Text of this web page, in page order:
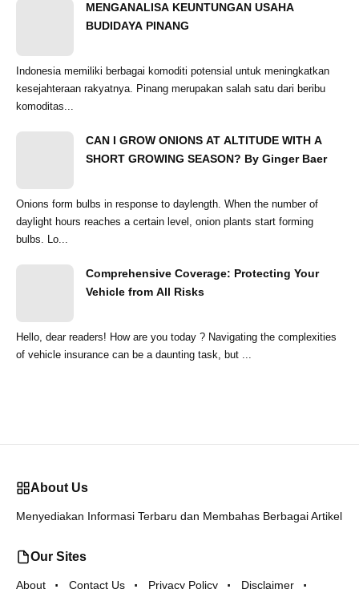
MENGANALISA KEUNTUNGAN USAHA
BUDIDAYA PINANG
Indonesia memiliki berbagai komoditi potensial untuk meningkatkan
kesejahteraan rakyatnya. Pinang merupakan salah satu dari beribu
komoditas...
CAN I GROW ONIONS AT ALTITUDE WITH A
SHORT GROWING SEASON? By Ginger Baer
Onions form bulbs in response to daylength. When the number of
daylight hours reaches a certain level, onion plants start forming
bulbs. Lo...
Comprehensive Coverage: Protecting Your
Vehicle from All Risks
Hello, dear readers! How are you today ? Navigating the complexities
of vehicle insurance can be a daunting task, but ...
About Us
Menyediakan Informasi Terbaru dan Membahas Berbagai Artikel
Our Sites
About Contact Us Privacy Policy Disclaimer